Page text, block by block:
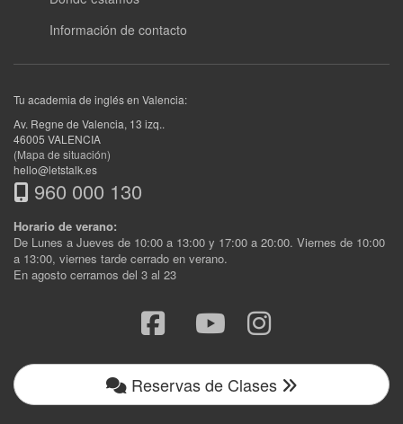
Información de contacto
Tu academia de inglés en Valencia:
Av. Regne de Valencia, 13 izq..
46005 VALENCIA
(Mapa de situación)
hello@letstalk.es
960 000 130
Horario de verano:
De Lunes a Jueves de 10:00 a 13:00 y 17:00 a 20:00. Viernes de 10:00
a 13:00, viernes tarde cerrado en verano.
En agosto cerramos del 3 al 23
Reservas de Clases